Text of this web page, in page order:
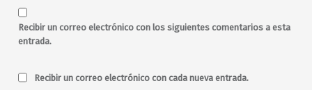
Recibir un correo electrónico con los siguientes comentarios a esta
entrada.
Recibir un correo electrónico con cada nueva entrada.